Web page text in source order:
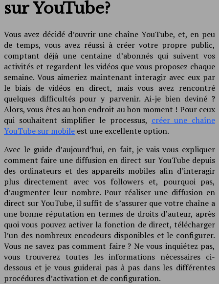
sur YouTube?
Vous avez décidé d’ouvrir une chaîne YouTube, et, en peu
de temps, vous avez réussi à créer votre propre public,
comptant déjà une centaine d’abonnés qui suivent vos
activités et regardent les vidéos que vous proposez chaque
semaine. Vous aimeriez maintenant interagir avec eux par
le biais de vidéos en direct, mais vous avez rencontré
quelques difficultés pour y parvenir. Ai-je bien deviné ?
Alors, vous êtes au bon endroit au bon moment ! Pour ceux
qui souhaitent simplifier le processus, créer une chaîne
YouTube sur mobile est une excellente option.
Avec le guide d’aujourd’hui, en fait, je vais vous expliquer
comment faire une diffusion en direct sur YouTube depuis
des ordinateurs et des appareils mobiles afin d’interagir
plus directement avec vos followers et, pourquoi pas,
d’augmenter leur nombre. Pour réaliser une diffusion en
direct sur YouTube, il suffit de s’assurer que votre chaîne a
une bonne réputation en termes de droits d’auteur, après
quoi vous pouvez activer la fonction de direct, télécharger
l’un des nombreux encodeurs disponibles et le configurer.
Vous ne savez pas comment faire ? Ne vous inquiétez pas,
vous trouverez toutes les informations nécessaires ci-
dessous et je vous guiderai pas à pas dans les différentes
procédures d’activation et de configuration.